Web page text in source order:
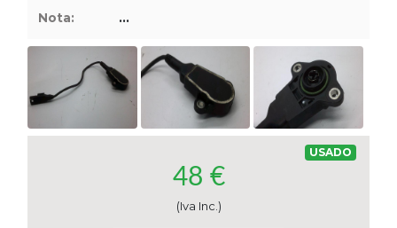
Tasaciones
Formulario
Empresa
Nota:
...
USADO
48 €
(Iva Inc.)